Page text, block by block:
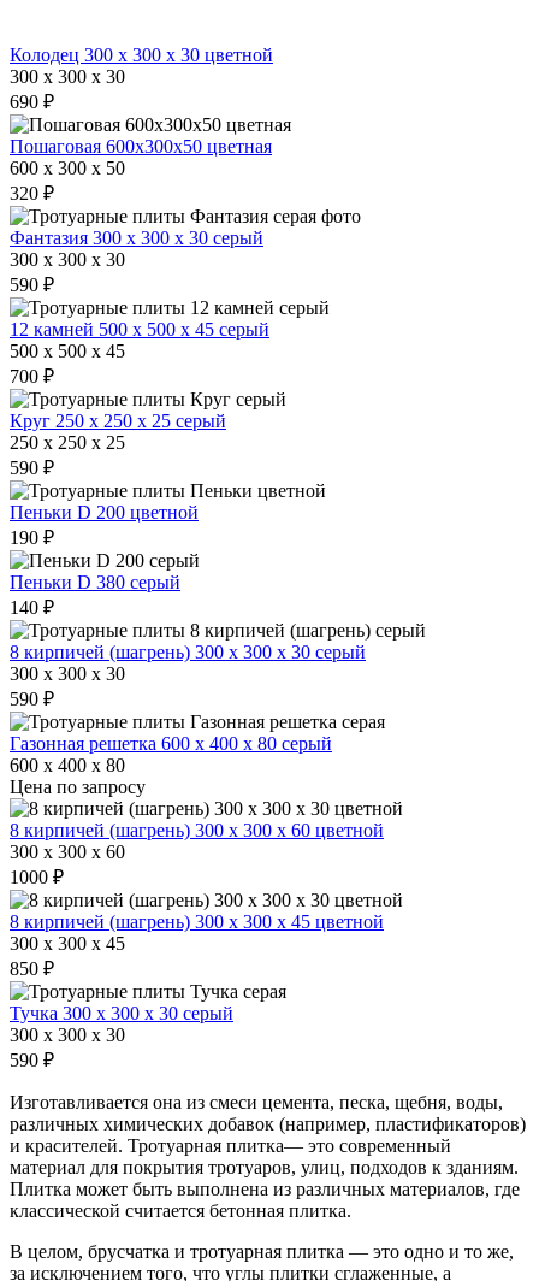
Колодец 300 х 300 х 30 цветной
300 x 300 x 30
690 ₽
Пошаговая 600х300х50 цветная
600 x 300 x 50
320 ₽
Фантазия 300 х 300 х 30 серый
300 x 300 x 30
590 ₽
12 камней 500 х 500 х 45 серый
500 x 500 x 45
700 ₽
Круг 250 х 250 х 25 серый
250 x 250 x 25
590 ₽
Пеньки D 200 цветной
190 ₽
Пеньки D 380 серый
140 ₽
8 кирпичей (шагрень) 300 х 300 х 30 серый
300 x 300 x 30
590 ₽
Газонная решетка 600 х 400 х 80 серый
600 x 400 x 80
Цена по запросу
8 кирпичей (шагрень) 300 х 300 х 60 цветной
300 x 300 x 60
1000 ₽
8 кирпичей (шагрень) 300 х 300 х 45 цветной
300 x 300 x 45
850 ₽
Тучка 300 х 300 х 30 серый
300 x 300 x 30
590 ₽
Изготавливается она из смеси цемента, песка, щебня, воды,
различных химических добавок (например, пластификаторов)
и красителей. Тротуарная плитка— это современный
материал для покрытия тротуаров, улиц, подходов к зданиям.
Плитка может быть выполнена из различных материалов, где
классической считается бетонная плитка.
В целом, брусчатка и тротуарная плитка — это одно и то же,
за исключением того, что углы плитки сглаженные, а